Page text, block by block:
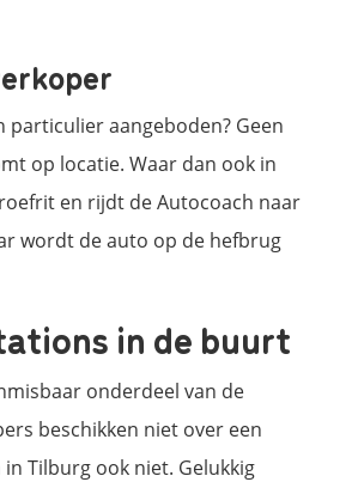
aangeboden? Geen
op locatie. Waar dan ook in
en rijdt de Autocoach naar
wordt de auto op de hefbrug
in de buurt
onderdeel van de
beschikken niet over een
Tilburg ook niet. Gelukkig